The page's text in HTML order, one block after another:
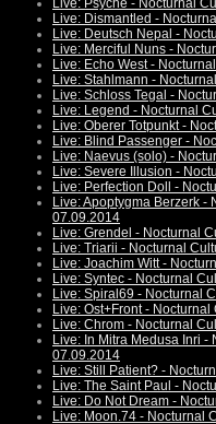
Live: Psyche - Nocturnal
Live: Dismantled -
Live: Deutsch Nepal -
Live: Merciful Nuns -
Live: Echo West -
Live: Stahlmann -
Live: Schloss Tegal -
Live: Legend - Nocturnal
Live: Oberer Totpunkt -
Live: Blind Passenger -
Live: Naevus (solo) -
Live: Severe Illusion -
Live: Perfection Doll -
Live: Apoptygma Berzerk -
07.09.2014
Live: Grendel - Nocturnal
Live: Triarii - Nocturnal
Live: Joachim Witt -
Live: Syntec - Nocturnal
Live: Spiral69 - Nocturnal
Live: Ost+Front -
Live: Chrom - Nocturnal
Live: In Mitra Medusa Inri
07.09.2014
Live: Still Patient? -
Live: The Saint Paul -
Live: Do Not Dream -
Live: Moon.74 - Nocturnal